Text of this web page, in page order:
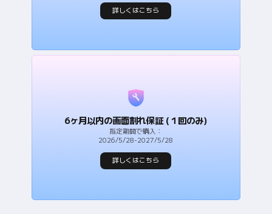
詳しくはこちら
6ヶ月以内の画面割れ保証 (１回のみ)
指定期間で購入：
2026/5/28-2027/5/28
詳しくはこちら